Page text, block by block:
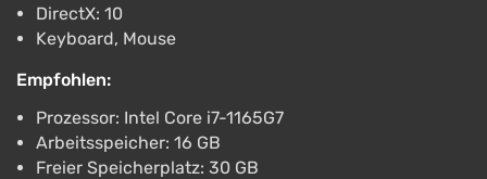
DirectX: 10
Keyboard, Mouse
Empfohlen:
Prozessor: Intel Core i7-1165G7
Arbeitsspeicher: 16 GB
Freier Speicherplatz: 30 GB